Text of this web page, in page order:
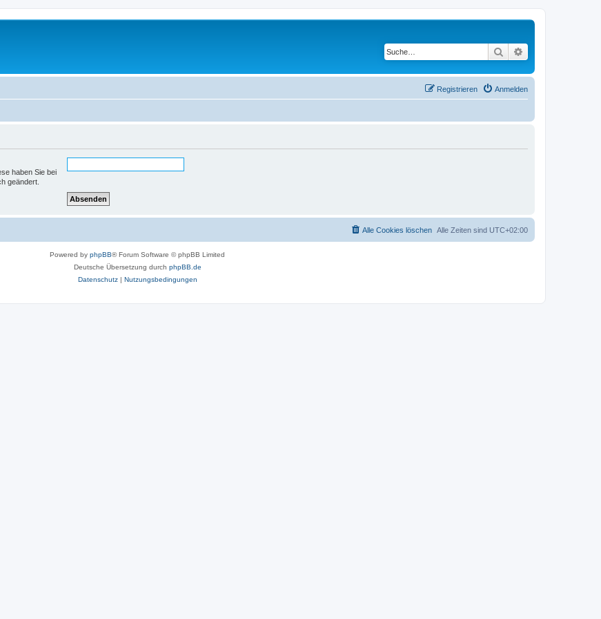
Suche
Anmelden
Registrieren
haben Sie bei
geändert.
Alle Zeiten sind UTC+02:00
Alle Cookies löschen
Powered by phpBB® Forum Software © phpBB Limited
Deutsche Übersetzung durch phpBB.de
Datenschutz| Nutzungsbedingungen